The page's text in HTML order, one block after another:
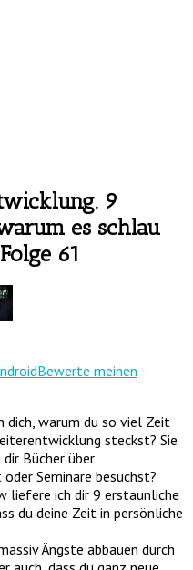
9
es schlau
61
Bewerte meinen
dich, warum du so viel Zeit
steckst? Sie
Bücher über
Seminare besuchst?
liefere ich dir 9 erstaunliche
du deine Zeit in persönliche
Ängste abbauen durch